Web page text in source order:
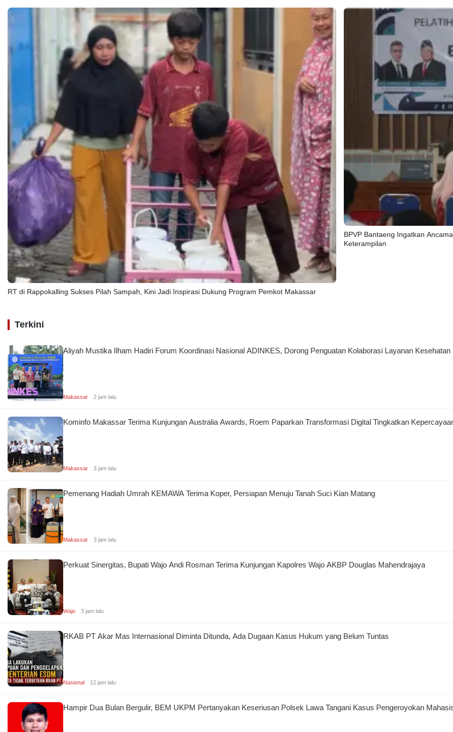
RT di Rappokalling Sukses Pilah Sampah, Kini Jadi Inspirasi Dukung Program Pemkot Makassar
BPVP Bantaeng Ingatkan
Keterampilan
Terkini
Aliyah Mustika Ilham Hadiri Forum Koordinasi Nasional ADINKES, Dorong Penguatan Kolaborasi Layanan Kesehatan
Makassar 2 jam lalu
Kominfo Makassar Terima Kunjungan Australia Awards, Roem Paparkan Transformasi Digital Tingkatkan
Makassar 3 jam lalu
Pemenang Hadiah Umrah KEMAWA Terima Koper, Persiapan Menuju Tanah Suci Kian Matang
Makassar 3 jam lalu
Perkuat Sinergitas, Bupati Wajo Andi Rosman Terima Kunjungan Kapolres Wajo AKBP Douglas Mahendrajaya
Wajo 3 jam lalu
RKAB PT Akar Mas Internasional Diminta Ditunda, Ada Dugaan Kasus Hukum yang Belum Tuntas
Nasional 12 jam lalu
Hampir Dua Bulan Bergulir, BEM UKPM Pertanyakan Keseriusan Polsek Lawa Tangani Kasus Pengeroyokan